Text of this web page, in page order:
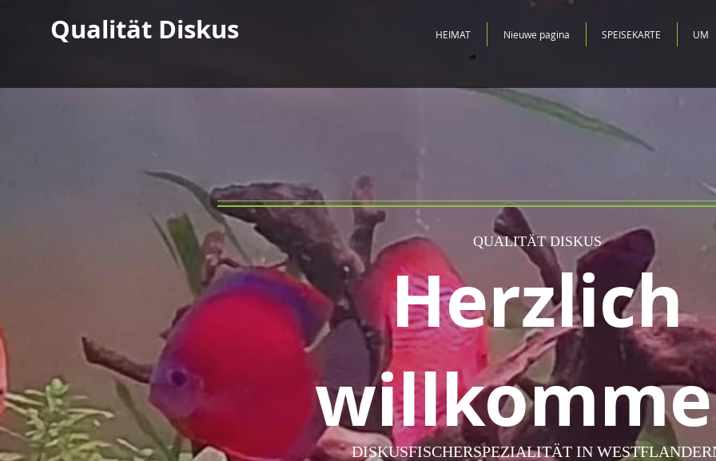
Qualität Diskus HEIMAT Nieuwe pagina SPEISEKARTE UM
QUALITÄT DISKUS
Herzlich
DISKUSFISCHERSPEZIALITÄT IN